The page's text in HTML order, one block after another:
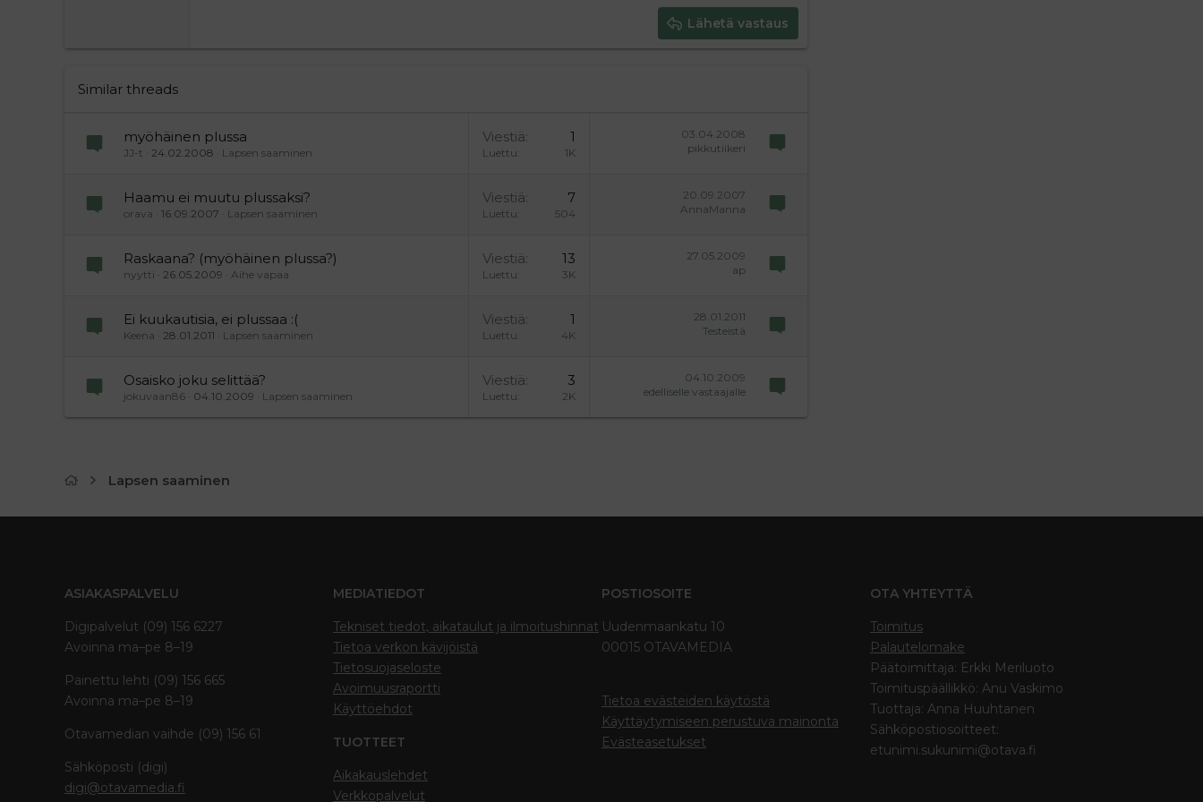
26
Lähetä vastaus
Similar threads
myöhäinen plussa
JJ-t 24.02.2008 Lapsen saaminen
Viestiä 1
Luettu 1K
03.04.2008
pikkutiikeri
Haamu ei muutu plussaksi?
orava 16.09.2007 Lapsen saaminen
Viestiä 7
Luettu 504
20.09.2007
AnnaManna
Raskaana? (myöhäinen plussa?)
nyytti 26.05.2009 Aihe vapaa
Viestiä 13
Luettu 3K
27.05.2009
ap
Ei kuukautisia, ei plussaa :(
Keena 28.01.2011 Lapsen saaminen
Viestiä 1
Luettu 4K
28.01.2011
Testeistä
Osaisko joku selittää?
jokuvaan86 04.10.2009 Lapsen saaminen
Viestiä 3
Luettu 2K
04.10.2009
edelliselle vastaajalle
Lapsen saaminen
ASIAKASPALVELU
Digipalvelut (09) 156 6227
Avoinna ma–pe 8–19
Painettu lehti (09) 156 665
Avoinna ma–pe 8–19
Otavamedian vaihde (09) 156 61
Sähköposti (digi)
digi@otavamedia.fi
MEDIATIEDOT
Tekniset tiedot, aikataulut ja ilmoitushinnat
Tietoa verkon kävijöistä
Tietosuojaseloste
Avoimuusraportti
Käyttöehdot
TUOTTEET
Aikakauslehdet
Verkkopalvelut
POSTIOSOITE
Uudenmaankatu 10
00015 OTAVAMEDIA
Tietoa evästeiden käytöstä
Käyttäytymiseen perustuva mainonta
Evästeasetukset
OTA YHTEYTTÄ
Toimitus
Palautelomake
Päätoimittaja: Erkki Meriluoto
Toimituspäällikkö: Anu Vaskimo
Tuottaja: Anna Huuhtanen
Sähköpostiosoitteet:
etunimi.sukunimi@otava.fi